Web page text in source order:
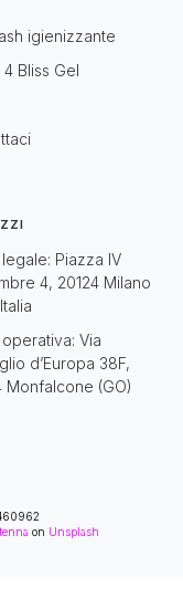
igienizzante
Bliss Gel
Piazza IV
4, 20124 Milano
Via
d’Europa 38F,
Monfalcone (GO)
on Unsplash